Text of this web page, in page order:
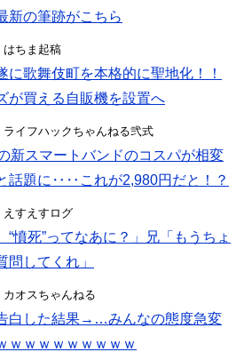
新の筆跡がこちら
はちま起稿
に歌舞伎町を本格的に聖地化！！
が買える自販機を設置へ
ライフハックちゃんねる弐式
新スマートバンドのコスパが相変
話題に‥‥これが2,980円だと！？
えすえすログ
“憤死”ってなあに？」兄「もうちょ
問してくれ」
オスちゃんねる
白した結果→…みんなの態度急変
ｗｗｗｗｗｗｗｗｗ